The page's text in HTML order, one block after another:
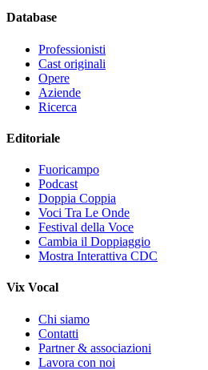
Database
Professionisti
Cast originali
Opere
Aziende
Ricerca
Editoriale
Fuoricampo
Podcast
Doppia Coppia
Voci Tra Le Onde
Festival della Voce
Cambia il Doppiaggio
Mostra Interattiva CDC
Vix Vocal
Chi siamo
Contatti
Partner & associazioni
Lavora con noi